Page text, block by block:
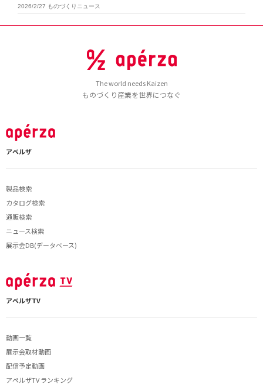
2026/2/27 ものづくりニュース
The world needs Kaizen
ものづくり産業を世界につなぐ
アペルザ
製品検索
カタログ検索
通販検索
ニュース検索
展示会DB(データベース)
アペルザTV
動画一覧
展示会取材動画
配信予定動画
アペルザTV ランキング